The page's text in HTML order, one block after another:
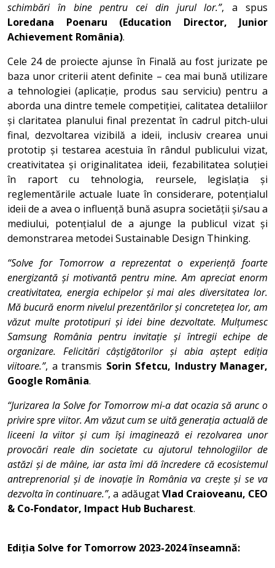
schimbări în bine pentru cei din jurul lor.”, a spus
Loredana Poenaru (Education Director, Junior
Achievement România).
Cele 24 de proiecte ajunse în Finală au fost jurizate pe
baza unor criterii atent definite – cea mai bună utilizare
a tehnologiei (aplicație, produs sau serviciu) pentru a
aborda una dintre temele competiției, calitatea detaliilor
și claritatea planului final prezentat în cadrul pitch-ului
final, dezvoltarea vizibilă a ideii, inclusiv crearea unui
prototip și testarea acestuia în rândul publicului vizat,
creativitatea și originalitatea ideii, fezabilitatea soluției
în raport cu tehnologia, reursele, legislația și
reglementările actuale luate în considerare, potențialul
ideii de a avea o influență bună asupra societății și/sau a
mediului, potențialul de a ajunge la publicul vizat și
demonstrarea metodei Sustainable Design Thinking.
“Solve for Tomorrow a reprezentat o experiență foarte
energizantă și motivantă pentru mine. Am apreciat enorm
creativitatea, energia echipelor și mai ales diversitatea lor.
Mă bucură enorm nivelul prezentărilor și concretețea lor, am
văzut multe prototipuri și idei bine dezvoltate. Mulțumesc
Samsung România pentru invitație și întregii echipe de
organizare. Felicitări câștigătorilor și abia aștept ediția
viitoare.”, a transmis Sorin Sfetcu, Industry Manager,
Google România.
“Jurizarea la Solve for Tomorrow mi-a dat ocazia să arunc o
privire spre viitor. Am văzut cum se uită generația actuală de
liceeni la viitor și cum își imaginează ei rezolvarea unor
provocări reale din societate cu ajutorul tehnologiilor de
astăzi și de mâine, iar asta îmi dă încredere că ecosistemul
antreprenorial și de inovație în România va crește și se va
dezvolta în continuare.”, a adăugatVlad Craioveanu, CEO
& Co-Fondator, Impact Hub Bucharest.
Ediția Solve for Tomorrow 2023-2024 înseamnă: